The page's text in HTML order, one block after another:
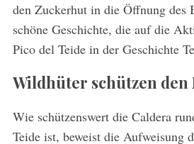
den Zuckerhut in die Öffnung des
schöne Geschichte, die auf die
Pico del Teide in der Geschichte
Wildhüter schützen
Wie schützenswert die Caldera
Teide ist, beweist die Aufweisung
S
a